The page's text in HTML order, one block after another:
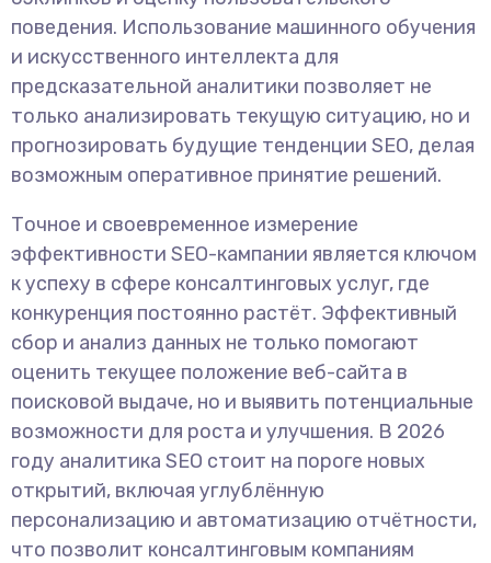
поведения. Использование машинного обучения
и искусственного интеллекта для
предсказательной аналитики позволяет не
только анализировать текущую ситуацию, но и
прогнозировать будущие тенденции SEO, делая
возможным оперативное принятие решений.
Точное и своевременное измерение
эффективности SEO-кампании является ключом
к успеху в сфере консалтинговых услуг, где
конкуренция постоянно растёт. Эффективный
сбор и анализ данных не только помогают
оценить текущее положение веб-сайта в
поисковой выдаче, но и выявить потенциальные
возможности для роста и улучшения. В 2026
году аналитика SEO стоит на пороге новых
открытий, включая углублённую
персонализацию и автоматизацию отчётности,
что позволит консалтинговым компаниям